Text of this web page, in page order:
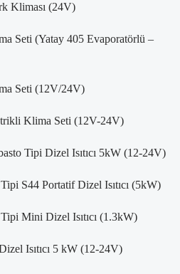
Kliması (24V)
Seti (Yatay 405 Evaporatörlü –
Seti (12V/24V)
Klima Seti (12V-24V)
Tipi Dizel Isıtıcı 5kW (12-24V)
S44 Portatif Dizel Isıtıcı (5kW)
Mini Dizel Isıtıcı (1.3kW)
Isıtıcı 5 kW (12-24V)